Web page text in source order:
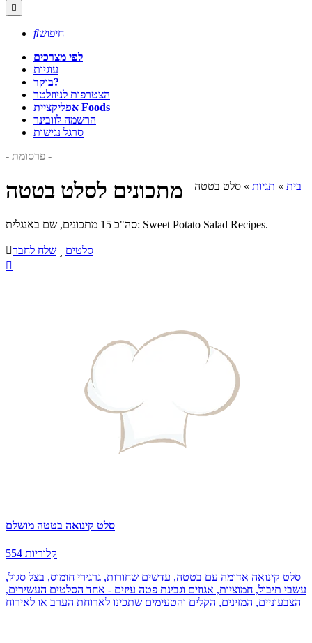

חיפוש
לפי מצרכים
עוגיות
בוקר?
הצטרפות לניוזלטר
אפליקציית Foods
הרשמה לוובינר
סרגל נגישות
- פרסומת -
בית » תגיות » סלט בטטה מתכונים לסלט בטטה
סה"כ 15 מתכונים, שם באנגלית: Sweet Potato Salad Recipes.
שלח לחבר
סלטים

סלט קינואה בטטה מושלם
554 קלוריות
סלט קינואה אדומה עם בטטה, עדשים שחורות, גרגירי חומוס, בצל סגול,
עשבי תיבול, חמוציות, אגוזים וגבינת פטה עיזים - אחד הסלטים העשירים,
הצבעוניים, המזינים, הקלים והטעימים שתכינו לארוחת הערב או לאירוח